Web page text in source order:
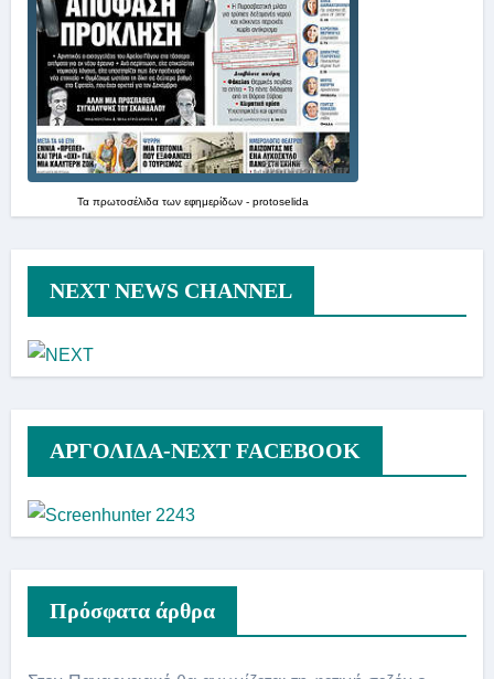
Τα πρωτοσέλιδα των εφημερίδων - protoselida
NEXT NEWS CHANNEL
ΑΡΓΟΛΙΔΑ-ΝΕΧΤ FACEBOOK
Πρόσφατα άρθρα